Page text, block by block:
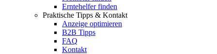
Erntehelfer finden
Praktische Tipps & Kontakt
Anzeige optimieren
B2B Tipps
FAQ
Kontakt